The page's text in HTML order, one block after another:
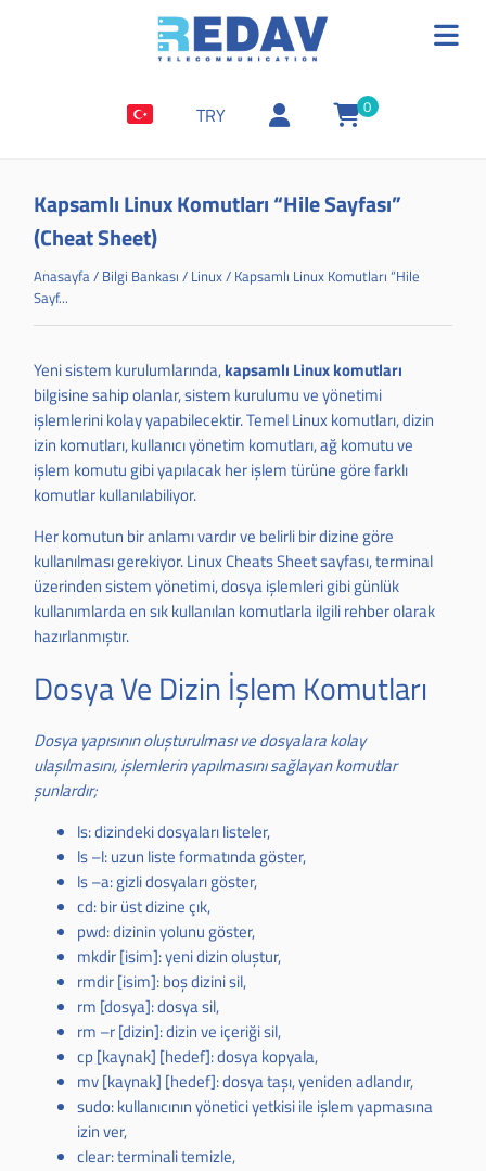
TRY 0
Kapsamlı Linux Komutları “Hile Sayfası”
(Cheat Sheet)
Anasayfa/ Bilgi Bankası / Linux/ Kapsamlı Linux Komutları “Hile
Sayf...
Yeni sistem kurulumlarında,kapsamlı Linux komutları
bilgisine sahip olanlar, sistem kurulumu ve yönetimi
işlemlerini kolay yapabilecektir. TemelLinuxkomutları, dizin
izin komutları, kullanıcı yönetim komutları, ağ komutu ve
işlem komutu gibi yapılacak her işlem türüne göre farklı
komutlar kullanılabiliyor.
Her komutun bir anlamı vardır ve belirli bir dizine göre
kullanılması gerekiyor. Linux Cheats Sheet sayfası, terminal
üzerinden sistem yönetimi, dosya işlemleri gibi günlük
kullanımlarda en sık kullanılan komutlarla ilgili rehber olarak
hazırlanmıştır.
Dosya Ve Dizin İşlem Komutları
Dosya yapısının oluşturulması ve dosyalara kolay
ulaşılmasını, işlemlerin yapılmasını sağlayan komutlar
şunlardır;
ls: dizindeki dosyaları listeler,
ls –l: uzun liste formatında göster,
ls –a: gizli dosyaları göster,
cd: bir üst dizine çık,
pwd: dizinin yolunu göster,
mkdir [isim]: yeni dizin oluştur,
rmdir [isim]: boş dizini sil,
rm [dosya]: dosya sil,
rm –r [dizin]: dizin ve içeriği sil,
cp [kaynak] [hedef]: dosya kopyala,
mv [kaynak] [hedef]: dosya taşı, yeniden adlandır,
sudo: kullanıcının yönetici yetkisi ile işlem yapmasına
izin ver,
clear: terminali temizle,